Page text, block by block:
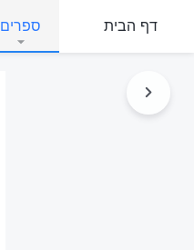
דף הבית ספרים